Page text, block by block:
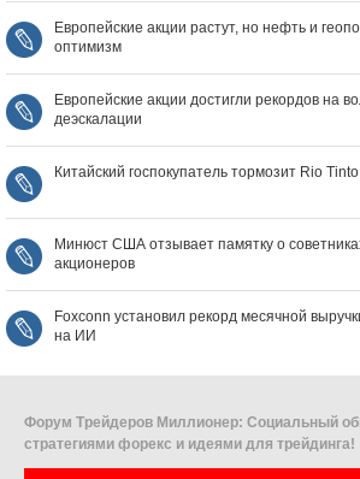
Европейские акции растут, но нефть и
оптимизм
Европейские акции достигли рекордов на
деэскалации
Китайский госпокупатель тормозит Rio Tinto
Минюст США отзывает памятку о
акционеров
Foxconn установил рекорд месячной
на ИИ
Форум Трейдеров Миллионер: Социальный
стратегиями форекс и идеями для трейдинга!